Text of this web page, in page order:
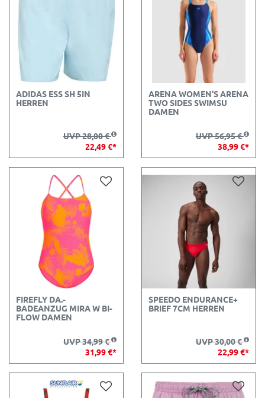
ADIDAS ESS SH 5IN
HERREN
UVP 28,00 €
22,49 €*
ARENA WOMEN'S ARENA
TWO SIDES SWIMSU
DAMEN
UVP 56,95 €
38,99 €*
FIREFLY DA.-
BADEANZUG MIRA W BI-
FLOW DAMEN
UVP 34,99 €
31,99 €*
SPEEDO ENDURANCE+
BRIEF 7CM HERREN
UVP 30,00 €
22,99 €*